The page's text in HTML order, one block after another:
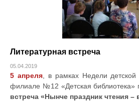
Литературная встреча
05.04.2019
5 апреля, в рамках Недели
филиале №12 «Детская библиотека»
встреча «Нынче праздник чтения –